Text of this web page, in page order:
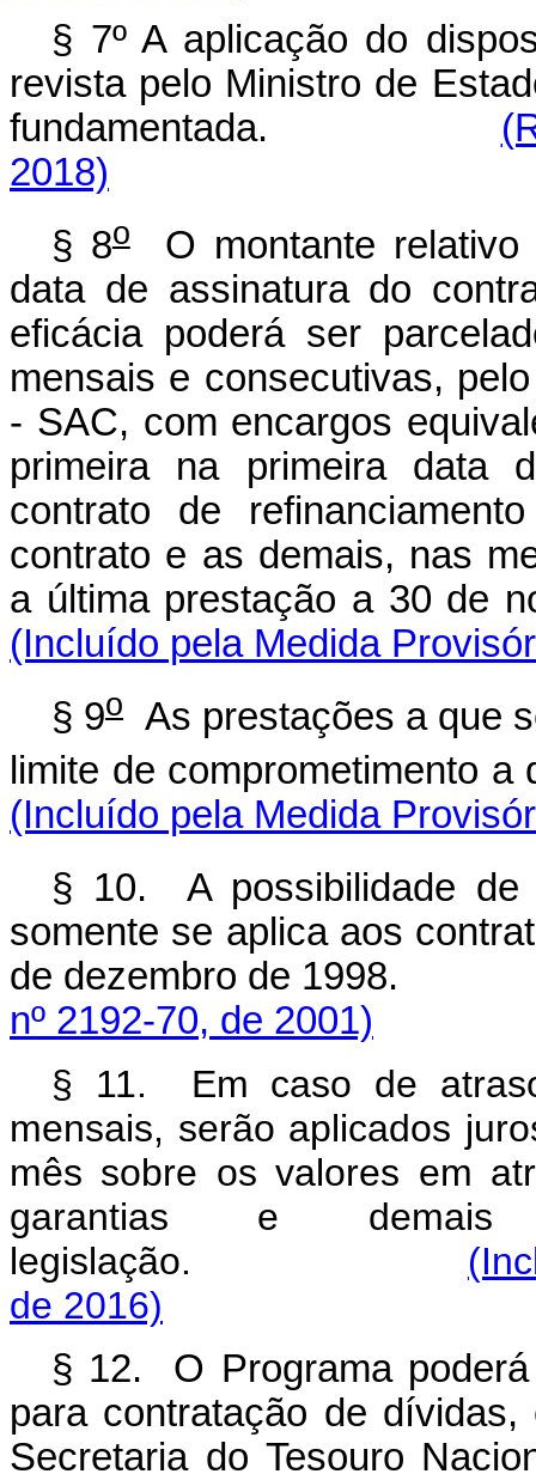
§ 7º A aplicação do
revista pelo Ministro de
fundamentada.
2018)
§ 8oO montante relativo
data de assinatura do
eficácia poderá ser
mensais e consecutivas,
- SAC, com encargos
primeira na primeira data
contrato de
contrato e as demais, nas
a última prestação a
(Incluído pela Medida
§ 9o
As prestações a que
limite de comprometimento
(Incluído pela Medida
§ 10. A possibilidade de
somente se aplica aos
de dezembro de
nº 2192-70, de 2001)
§ 11. Em caso de
mensais, serão aplicados
mês sobre os valores em
garantias e demais
legislação.
de 2016)
§ 12. O Programa poderá
para contratação de
Secretaria do Tesouro